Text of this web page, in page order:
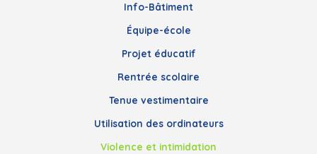
Info-Bâtiment
Équipe-école
Projet éducatif
Rentrée scolaire
Tenue vestimentaire
Utilisation des ordinateurs
Violence et intimidation